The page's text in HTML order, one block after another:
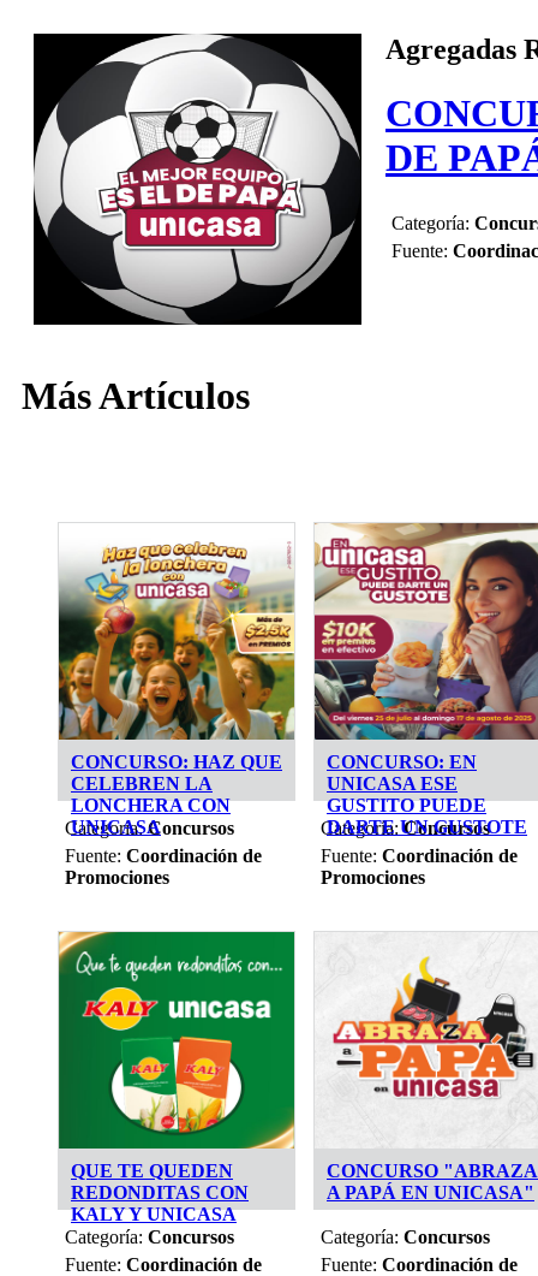
Agregadas
DE
Categoría:
Fuente:
Más Artículos
CONCURSO: HAZ QUE
CELEBREN LA
LONCHERA CON
UNICASA
Categoría:Concursos
Fuente: Coordinación de
Promociones
CONCURSO: EN
UNICASA ESE
GUSTITO PUEDE
DARTE UN GUSTOTE
Categoría:Concursos
Fuente: Coordinación de
Promociones
QUE TE QUEDEN
REDONDITAS CON
KALY Y UNICASA
Categoría: Concursos
Fuente: Coordinación de
CONCURSO "ABRAZA
A PAPÁ EN UNICASA"
Categoría: Concursos
Fuente: Coordinación de